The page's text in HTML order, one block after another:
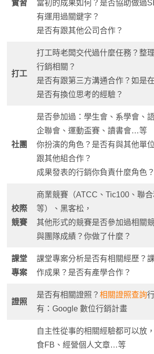
實習
當初的成果如何？是否協助做過
有運用過關鍵字？
是否有跟其他公司合作？
打工
打工時老闆交代過什麼任務？整
行銷相關？
是否有跟第三方溝通合作？如是
是否有換位思考的經驗？
社團
是否參加過：學生會、系學會、
企聯會、運動盃賽、讀書會…等
你扮演的角色？是否有與其他單
跟其他組合作？
成果發表的行銷你負責什麼角色
校際
競賽
商業競賽（ATCC、Tic100、聯
等）、黑客松，
其他形式的競賽是否參加過相關
與團隊成績？你做了什麼？
課堂
專案
課堂專案分析是否有相關經歷？
作成果？是否有產學合作？
證照
是否有相關證照？ 相關證照查詢
有：Google 數位行銷計畫
自主性從事的相關經驗都可以放
食FB、經營個人文章…等